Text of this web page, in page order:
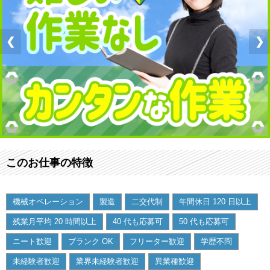
❮ ❯
このお仕事の特徴
機械オペレーション 製造 二交代制 年間休日 120 日以上
残業月平均 20 時間以上 40 代も応募可 50 代も応募可
ニート歓迎 ブランク OK フリーター歓迎 学歴不問
未経験者歓迎 業界未経験者歓迎 異業種歓迎